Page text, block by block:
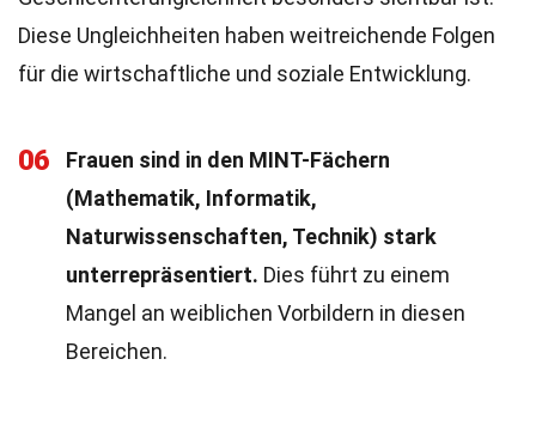
Diese Ungleichheiten haben weitreichende Folgen
für die wirtschaftliche und soziale Entwicklung.
06
Frauen sind in den MINT-Fächern
(Mathematik, Informatik,
Naturwissenschaften, Technik) stark
unterrepräsentiert. Dies führt zu einem
Mangel an weiblichen Vorbildern in diesen
Bereichen.